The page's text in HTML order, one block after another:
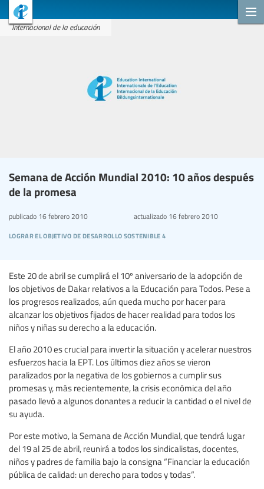
Internacional de la educación
Semana de Acción Mundial 2010: 10 años después
de la promesa
lograr el objetivo de desarrollo sostenible 4
publicado 16 febrero 2010 actualizado16 febrero 2010
Este 20 de abril se cumplirá el 10º aniversario de la adopción de
los objetivos de Dakar relativos a la Educación para Todos. Pese a
los progresos realizados, aún queda mucho por hacer para
alcanzar los objetivos fijados de hacer realidad para todos los
niños y niñas su derecho a la educación.
El año 2010 es crucial para invertir la situación y acelerar nuestros
esfuerzos hacia la EPT. Los últimos diez años se vieron
paralizados por la negativa de los gobiernos a cumplir sus
promesas y, más recientemente, la crisis económica del año
pasado llevó a algunos donantes a reducir la cantidad o el nivel de
su ayuda.
Por este motivo, la Semana de Acción Mundial, que tendrá lugar
del 19 al 25 de abril, reunirá a todos los sindicalistas, docentes,
niños y padres de familia bajo la consigna “Financiar la educación
pública de calidad: un derecho para todos y todas”.